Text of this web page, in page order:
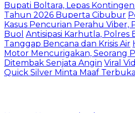
Bupati Boltara, Lepas
Tahun 2026 Buperta Cibubur
Kasus Pencurian Perahu Viber,
Buol Antisipasi Karhutla, Polres
Tanggap Bencana dan Krisis Air
Motor Mencurigakan, Seorang
Ditembak Senjata Angin Viral
Quick Silver Minta Maaf Terbuka